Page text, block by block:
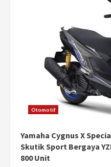
g
Otomotif
Yamaha Cygnus X
Skutik Sport Bergaya
800 Unit